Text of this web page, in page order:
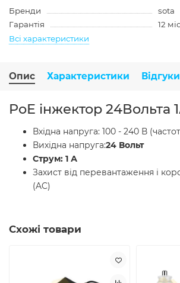
Бренди
sota
Гарантія
12 міс
Всі характеристики
Опис Характеристики Відгуки
PoE інжектор 24Вольта
Вхідна напруга: 100 - 240 В
Вихідна напруга:24 Вольт
Струм: 1 А
Захист від перевантаження і
(AC)
Схожі товари